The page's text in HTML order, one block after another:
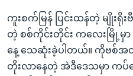
ကျော်
ရန်
ကူးစက်မြန် ပြင်းထန်တဲ့ မျိုး
တဲ့ စစ်ကိုင်းတိုင်း ကလေးမြို့မှ
နေ့ သေဆုံးခဲ့ပါတယ်။ ကိုဗစ်အ
တိုးလာနေတဲ့ အဲဒီဒေသမှာ ကပ်